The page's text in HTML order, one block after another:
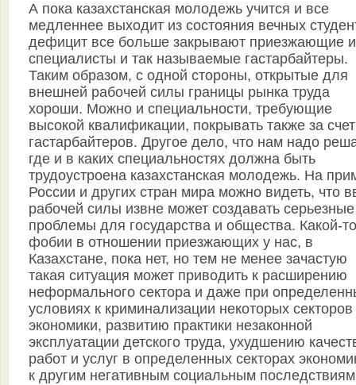
А пока казахстанская молодежь учится и все
медленнее выходит из состояния вечных
дефицит все больше закрывают приезжающие
специалисты и так называемые гастарбайтеры.
Таким образом, с одной стороны, открытые для
внешней рабочей силы границы рынка труда
хороши. Можно и специальности, требующие
высокой квалификации, покрывать также за счет
гастарбайтеров. Другое дело, что нам надо
где и в каких специальностях должна быть
трудоустроена казахстанская молодежь. На
России и других стран мира можно видеть, что
рабочей силы извне может создавать серьезные
проблемы для государства и общества. Какой-то
фобии в отношении приезжающих у нас, в
Казахстане, пока нет, но тем не менее зачастую
такая ситуация может приводить к расширению
неформального сектора и даже при
условиях к криминализации некоторых секторов
экономики, развитию практики незаконной
эксплуатации детского труда, ухудшению
работ и услуг в определенных секторах
к другим негативным социальным